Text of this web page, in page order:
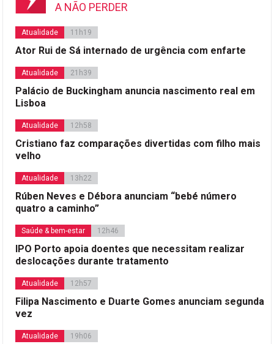
A NÃO PERDER
Atualidade 11h19
Ator Rui de Sá internado de urgência com enfarte
Atualidade 21h39
Palácio de Buckingham anuncia nascimento real em
Lisboa
Atualidade 12h58
Cristiano faz comparações divertidas com filho mais
velho
Atualidade 13h22
Rúben Neves e Débora anunciam “bebé número
quatro a caminho”
Saúde & bem-estar 12h46
IPO Porto apoia doentes que necessitam realizar
deslocações durante tratamento
Atualidade 12h57
Filipa Nascimento e Duarte Gomes anunciam segunda
vez
Atualidade 19h06